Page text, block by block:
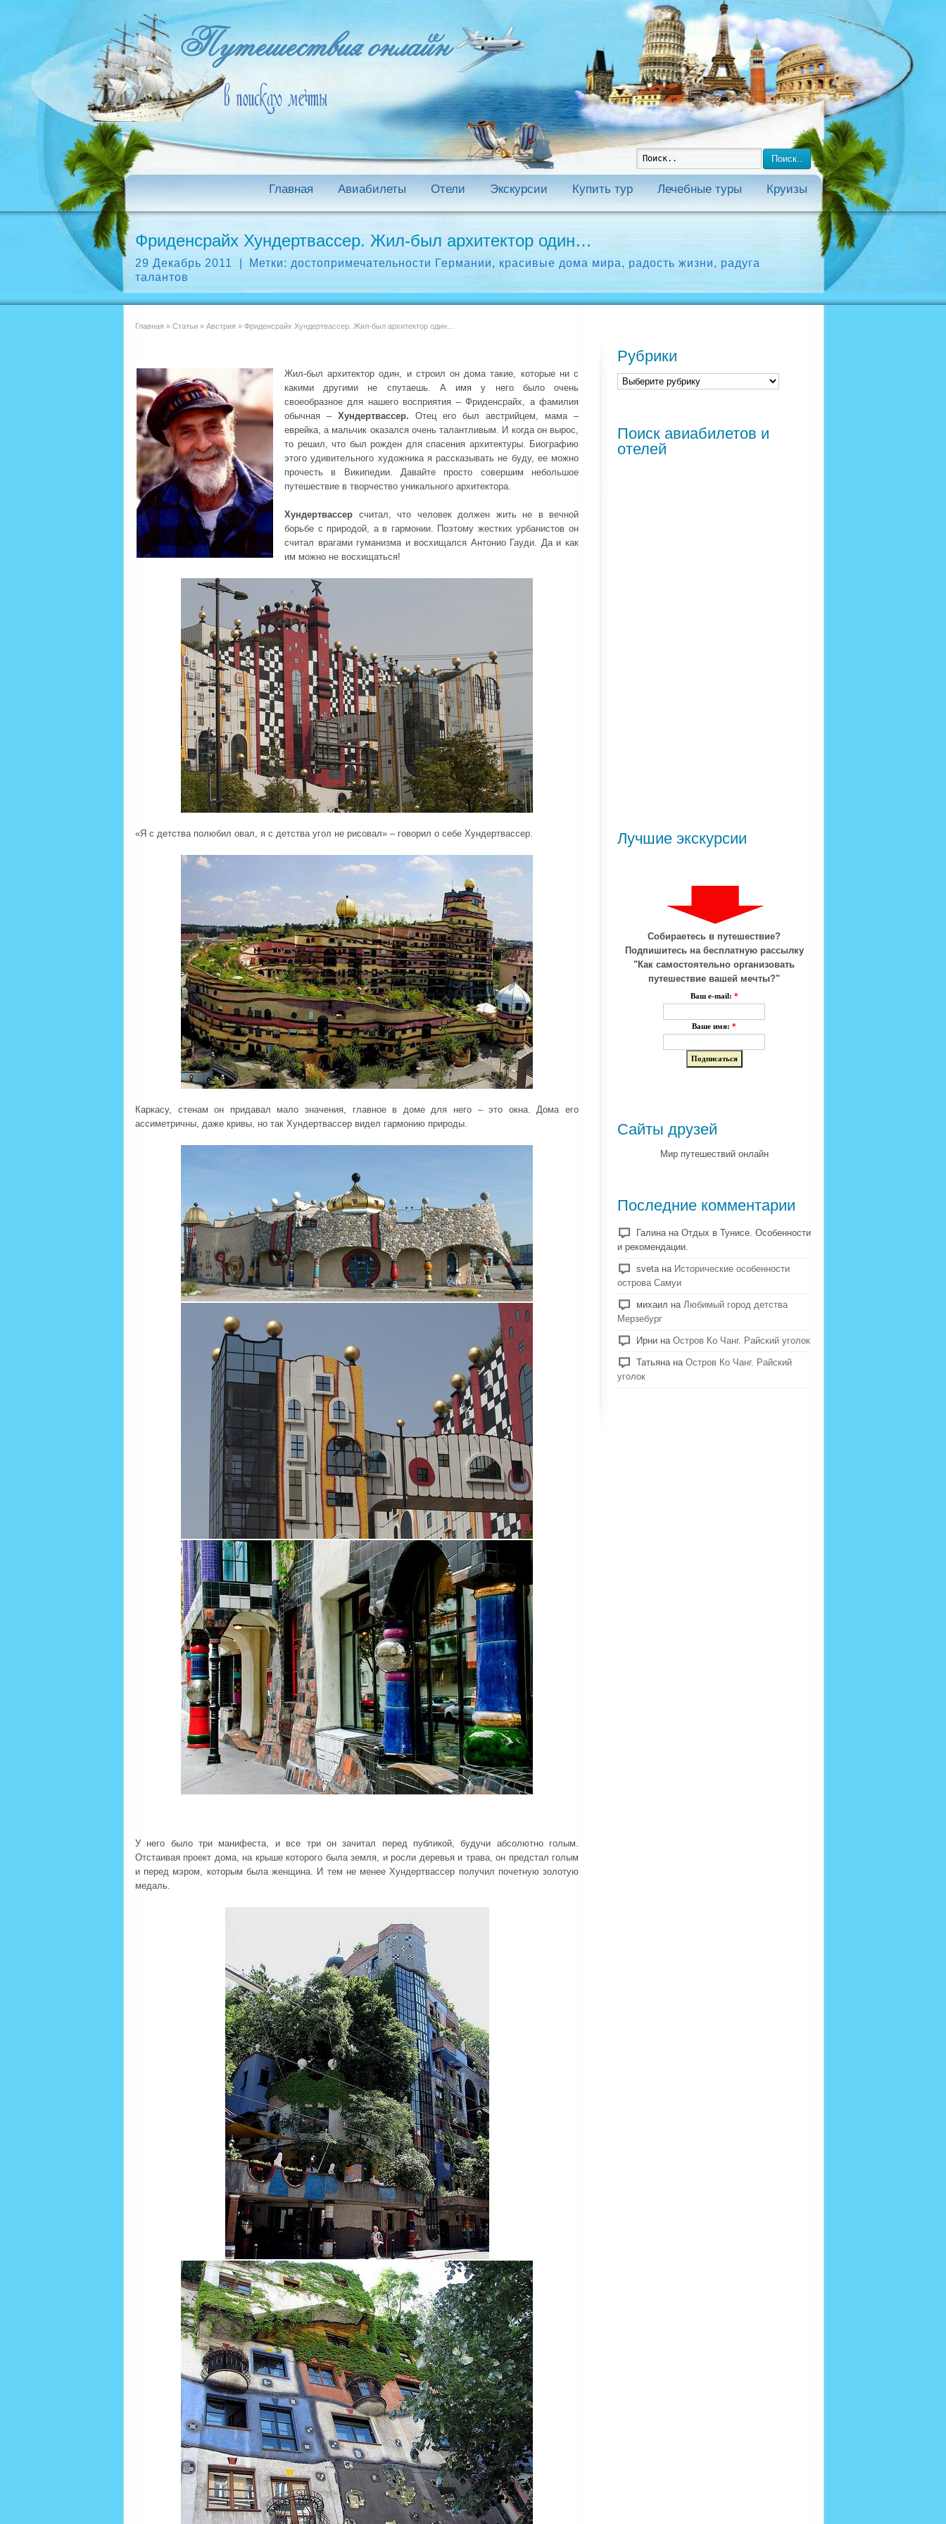
Поиск..
Главная Авиабилеты Отели Экскурсии Купить тур Лечебные туры Круизы
Фриденсрайх Хундертвассер. Жил-был архитектор один…
29 Декабрь 2011 Метки: достопримечательности Германии, красивые дома мира, радость жизни, радуга
талантов
Главная » Статьи » Австрия » Фриденсрайх Хундертвассер. Жил-был архитектор один…
Жил-был архитектор один, и строил он дома такие, которые ни с
какими другими не спутаешь. А имя у него было очень
своеобразное для нашего восприятия – Фриденсрайх, а фамилия
обычная – Хундертвассер. Отец его был австрийцем, мама –
еврейка, а мальчик оказался очень талантливым. И когда он вырос,
то решил, что был рожден для спасения архитектуры. Биографию
этого удивительного художника я рассказывать не буду, ее можно
прочесть в Википедии. Давайте просто совершим небольшое
путешествие в творчество уникального архитектора.
Хундертвассер считал, что человек должен жить не в вечной
борьбе с природой, а в гармонии. Поэтому жестких урбанистов он
считал врагами гуманизма и восхищался Антонио Гауди. Да и как
им можно не восхищаться!
«Я с детства полюбил овал, я с детства угол не рисовал» – говорил о себе Хундертвассер.
Каркасу, стенам он придавал мало значения, главное в доме для него – это окна. Дома его
ассиметричны, даже кривы, но так Хундертвассер видел гармонию природы.
У него было три манифеста, и все три он зачитал перед публикой, будучи абсолютно голым.
Отстаивая проект дома, на крыше которого была земля, и росли деревья и трава, он предстал голым
и перед мэром, которым была женщина. И тем не менее Хундертвассер получил почетную золотую
медаль.
Рубрики
Поиск авиабилетов и
отелей
Лучшие экскурсии
Собираетесь в путешествие?
Подпишитесь на бесплатную рассылку
"Как самостоятельно организовать
путешествие вашей мечты?"
Ваш e-mail: *
Ваше имя: *
Сайты друзей
Мир путешествий онлайн
Последние комментарии
Галина на Отдых в Тунисе. Особенности
и рекомендации.
sveta на Исторические особенности
острова Самуи
михаил на Любимый город детства
Мерзебург
Ирни на Остров Ко Чанг. Райский уголок
Татьяна на Остров Ко Чанг. Райский
уголок